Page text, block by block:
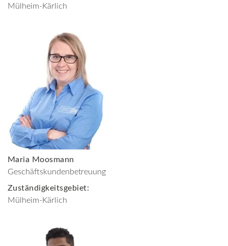
Mülheim-Kärlich
Maria Moosmann
Geschäftskundenbetreuung
Zuständigkeitsgebiet:
Mülheim-Kärlich